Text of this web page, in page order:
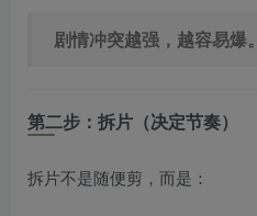
剧情冲突越强，越容易爆。
第二步：拆片（决定节奏）
拆片不是随便剪，而是：